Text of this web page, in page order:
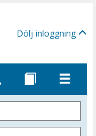
Dölj inloggning